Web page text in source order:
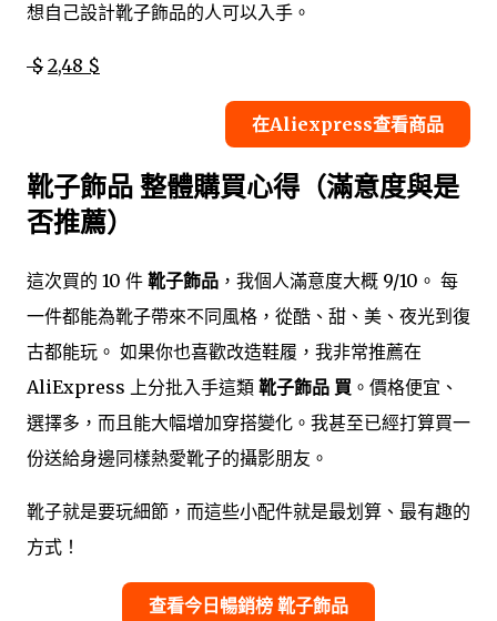
想自己設計靴子飾品的人可以入手。
$ 2,48 $
在Aliexpress查看商品
靴子飾品 整體購買心得（滿意度與是
否推薦）
這次買的 10 件 靴子飾品 ，我個人滿意度大概 9/10。 每
一件都能為靴子帶來不同風格，從酷、甜、美、夜光到復
古都能玩。 如果你也喜歡改造鞋履，我非常推薦在
AliExpress 上分批入手這類 靴子飾品 買 。價格便宜、
選擇多，而且能大幅增加穿搭變化。我甚至已經打算買一
份送給身邊同樣熱愛靴子的攝影朋友。
靴子就是要玩細節，而這些小配件就是最划算、最有趣的
方式！
查看今日暢銷榜 靴子飾品